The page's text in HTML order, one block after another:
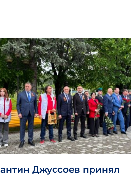
Джуссоев принял